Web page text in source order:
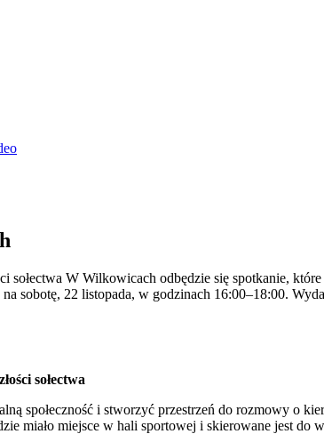
W Wilkowicach odbędzie się spotkanie,
sobotę, 22 listopada, w godzinach 16:00–18:00.
sołectwa
społeczność i stworzyć przestrzeń do rozmowy o
miało miejsce w hali sportowej i skierowane jest do